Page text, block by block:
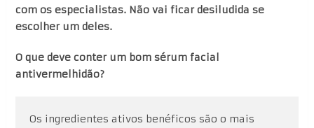
com os especialistas. Não vai ficar desiludida se
escolher um deles.
O que deve conter um bom sérum facial
antivermelhidão?
Os ingredientes ativos benéficos são o mais